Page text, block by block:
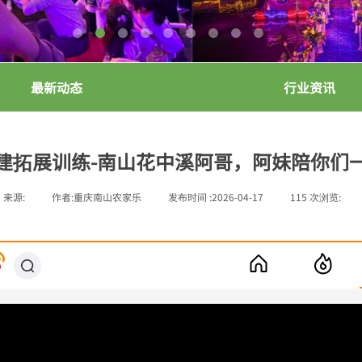
最新动态 行业资讯
拓展训练-南山花中溪阿哥，阿妹陪你们
来源: 作者:重庆南山农家乐 发布时间 :2026-04-17 115 次浏览: